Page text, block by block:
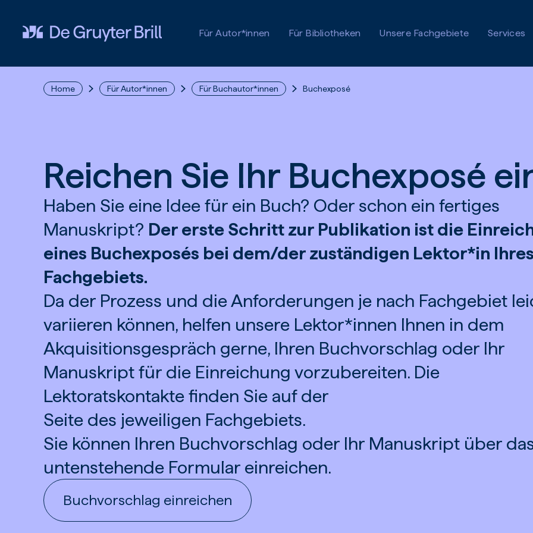
Für Autor*innen
Für Bibliotheken Unsere Fachgebiete Services
Home Für Autor*innen Für Buchautor*innen Buchexposé
Reichen Sie Ihr Buchexposé
Haben Sie eine Idee für ein Buch? Oder schon ein fertiges
Manuskript? Der erste Schritt zur Publikation ist die
eines Buchexposés bei dem/der zuständigen Lektor*in Ihres
Fachgebiets.
Da der Prozess und die Anforderungen je nach Fachgebiet
variieren können, helfen unsere Lektor*innen Ihnen in dem
Akquisitionsgespräch gerne, Ihren Buchvorschlag oder Ihr
Manuskript für die Einreichung vorzubereiten. Die
Lektoratskontakte finden Sie auf der
Seite des jeweiligen Fachgebiets.
Sie können Ihren Buchvorschlag oder Ihr Manuskript über
untenstehende Formular einreichen.
Buchvorschlag einreichen